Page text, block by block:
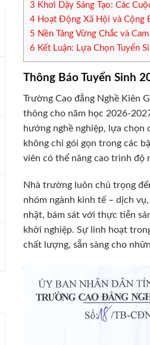
3 Khơi Dậy Sáng Tạo: Các
4 Hoạt Động Xã Hội và Cộng
5 Nền Tảng Vững Chắc và
6 Kết Luận: Lựa Chọn Tuyển
Thông Báo Tuyển Sinh
Trường Cao đẳng Nghề Kiên
thông cho năm học 2026-
hướng nghề nghiệp, lựa chọn
không chỉ gói gọn trong các
viên có thể nâng cao trình độ
Nhà trường luôn chú trọng
nhóm ngành kinh tế – dịch
nhật, bám sát với thực tiễn
khởi nghiệp. Sự linh hoạt
chất lượng, sẵn sàng cho